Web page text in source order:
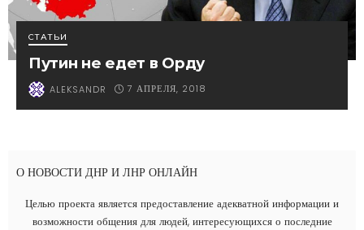
СТАТЬИ
Путин не едет в Орду
ALEKSANDR 7 АПРЕЛЯ, 2018
О НОВОСТИ ДНР И ЛНР ОНЛАЙН
Целью проекта является предоставление адекватной информации и
возможности общения для людей, интересующихся о последние